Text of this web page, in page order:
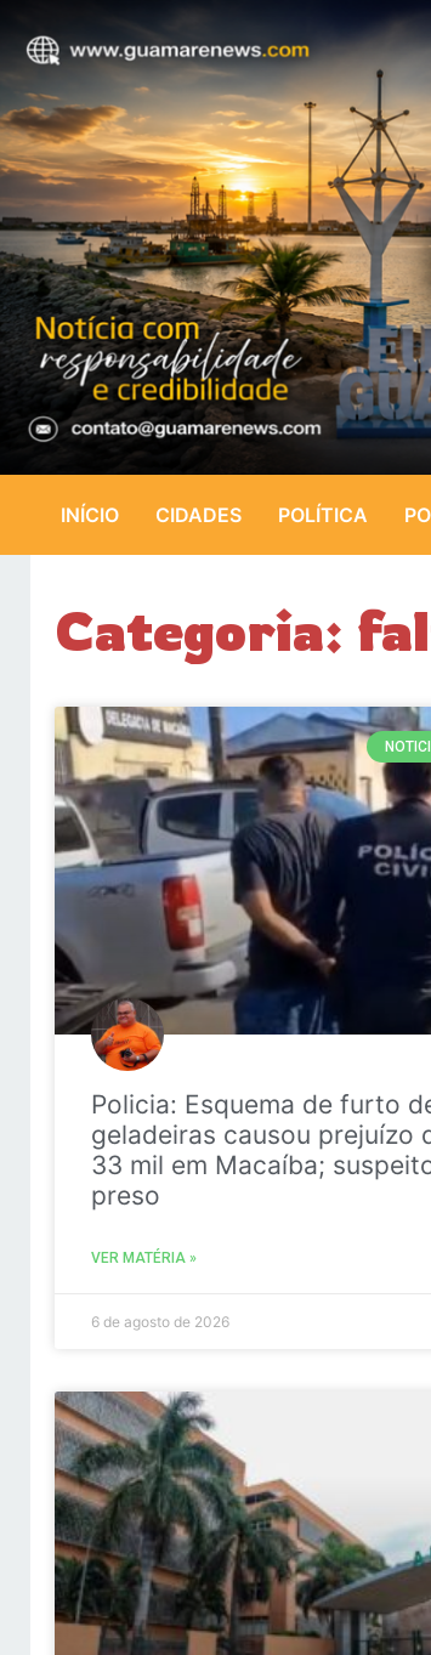
INÍCIO CIDADES POLÍTICA
Categoria:
Policia: Esquema de furto
geladeiras causou prejuízo
33 mil em Macaíba;
preso
VER MATÉRIA »
6 de agosto de 2026